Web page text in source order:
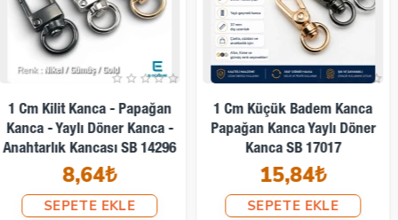
1,25 Cm Badem Kanca -
Papağan Kanca - Yaylı Döner
Telli Kanca A 513
4,75₺
SEPETE EKLE
1,5 Cm Badem Kanca -
Papağan Kanca - Yaylı Döner
Kanca A 530
9,50₺
SEPETE EKLE